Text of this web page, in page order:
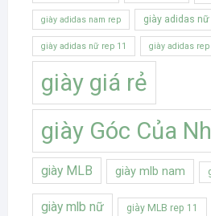
giày adidas nam rep giày adidas nữ
giày adidas nữ rep 11 giày adidas rep
giày giá rẻ
giày Góc Của
giày MLB giày mlb nam
giày mlb nữ giày MLB rep 11